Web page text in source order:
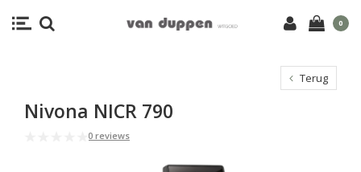
0
Terug
Nivona NICR 790
0 reviews